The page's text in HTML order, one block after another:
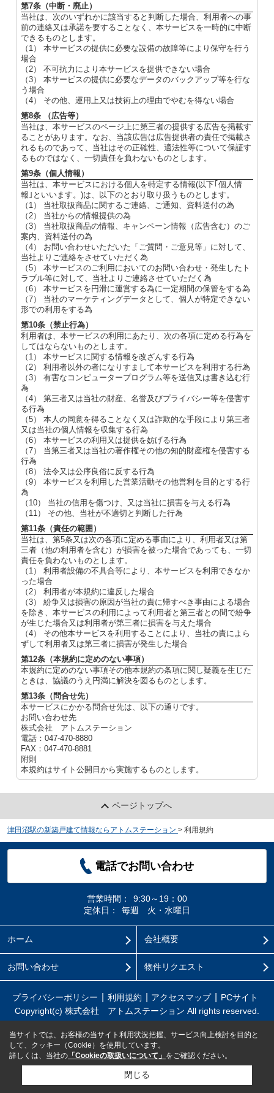
第7条（中断・廃止）
当社は、次のいずれかに該当すると判断した場合、利用者への事
前の連絡又は承諾を要することなく、本サービスを一時的に中断
できるものとします。
（1） 本サービスの提供に必要な設備の故障等により保守を行う
場合
（2） 不可抗力により本サービスを提供できない場合
（3） 本サービスの提供に必要なデータのバックアップ等を行な
う場合
（4） その他、運用上又は技術上の理由でやむを得ない場合
第8条 （広告等）
当社は、本サービスのページ上に第三者の提供する広告を掲載す
ることがあります。なお、当該広告は広告提供者の責任で掲載さ
れるものであって、当社はその正確性、適法性等について保証す
るものではなく、一切責任を負わないものとします。
第9条（個人情報）
当社は、本サービスにおける個人を特定する情報(以下｢個人情
報｣といいます。)は、以下のとおり取り扱うものとします。
（1） 当社取扱商品に関するご連絡、ご通知、資料送付の為
（2） 当社からの情報提供の為
（3） 当社取扱商品の情報、キャンペーン情報（広告含む）のご
案内、資料送付の為
（4） お問い合わせいただいた「ご質問・ご意見等」に対して、
当社よりご連絡をさせていただく為
（5） 本サービスのご利用においてのお問い合わせ・発生したト
ラブル等に対して、当社よりご連絡させていただく為
（6） 本サービスを円滑に運営する為に一定期間の保管をする為
（7） 当社のマーケティングデータとして、個人が特定できない
形での利用をする為
第10条（禁止行為）
利用者は、本サービスの利用にあたり、次の各項に定める行為を
してはならないものとします。
（1） 本サービスに関する情報を改ざんする行為
（2） 利用者以外の者になりすまして本サービスを利用する行為
（3） 有害なコンピュータープログラム等を送信又は書き込む行
為
（4） 第三者又は当社の財産、名誉及びプライバシー等を侵害す
る行為
（5） 本人の同意を得ることなく又は詐欺的な手段により第三者
又は当社の個人情報を収集する行為
（6） 本サービスの利用又は提供を妨げる行為
（7） 当第三者又は当社の著作権その他の知的財産権を侵害する
行為
（8） 法令又は公序良俗に反する行為
（9） 本サービスを利用した営業活動その他営利を目的とする行
為
（10） 当社の信用を傷つけ、又は当社に損害を与える行為
（11） その他、当社が不適切と判断した行為
第11条（責任の範囲）
当社は、第5条又は次の各項に定める事由により、利用者又は第
三者（他の利用者を含む）が損害を被った場合であっても、一切
責任を負わないものとします。
（1） 利用者設備の不具合等により、本サービスを利用できなか
った場合
（2） 利用者が本規約に違反した場合
（3） 紛争又は損害の原因が当社の責に帰すべき事由による場合
を除き、本サービスの利用によって利用者と第三者との間で紛争
が生じた場合又は利用者が第三者に損害を与えた場合
（4） その他本サービスを利用することにより、当社の責によら
ずして利用者又は第三者に損害が発生した場合
第12条（本規約に定めのない事項）
本規約に定めのない事項その他本規約の条項に関し疑義を生じた
ときは、協議のうえ円満に解決を図るものとします。
第13条（問合せ先）
本サービスにかかる問合せ先は、以下の通りです。
お問い合わせ先
株式会社 アトムステーション
電話：047-470-8880
FAX：047-470-8881
附則
本規約はサイト公開日から実施するものとします。
ページトップへ
津田沼駅の新築戸建て情報ならアトムステーション > 利用規約
電話でお問い合わせ
営業時間：
9:30～19：00
定休日：
毎週 火・水曜日
ホーム 会社概要
お問い合わせ 物件リクエスト
プライバシーポリシー 利用規約 アクセスマップ
PCサイト
Copyright(c) 株式会社 アトムステーション All rights reserved.
当サイトでは、お客様の当サイト利用状況把握、サービス向上検討を目的と
して、クッキー（Cookie）を使用しています。
詳しくは、当社の 「Cookieの取扱いについて」 をご確認ください。
閉じる